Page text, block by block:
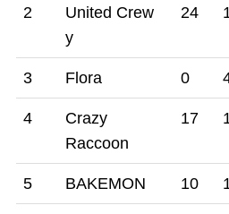
合
2
United Crew
y
24
3 Flora 0
4
Crazy
Raccoon
17
5 BAKEMON 10